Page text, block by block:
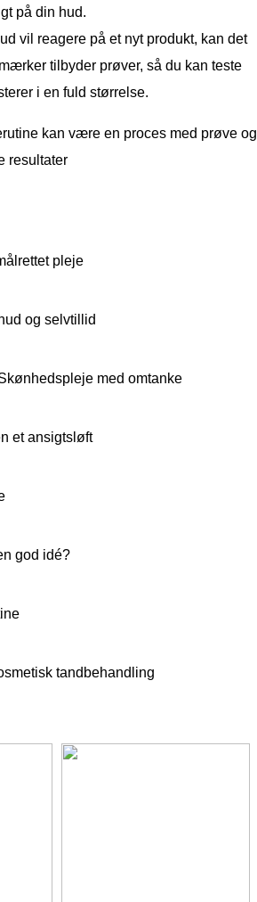
på din hud.
vil reagere på et nyt produkt, kan det
tilbyder prøver, så du kan teste
i en fuld størrelse.
kan være en proces med prøve og
resultater
pleje
og selvtillid
med omtanke
et ansigtsløft
god idé?
tandbehandling